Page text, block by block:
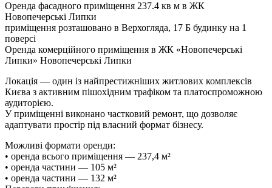
Оренда фасадного приміщення 237.4 кв м в ЖК
Новопечерські Липки
приміщення розташовано в Верхогляда, 17 Б будинку на 1
поверсі
Оренда комерційного приміщення в ЖК «Новопечерські
Липки» Новопечерські Липки
Локація — один із найпрестижніших житлових комплексів
Києва з активним пішохідним трафіком та платоспроможною
аудиторією.
У приміщенні виконано частковий ремонт, що дозволяє
адаптувати простір під власний формат бізнесу.
Можливі формати оренди:
• оренда всього приміщення — 237,4 м²
• оренда частини — 105 м²
• оренда частини — 132 м²